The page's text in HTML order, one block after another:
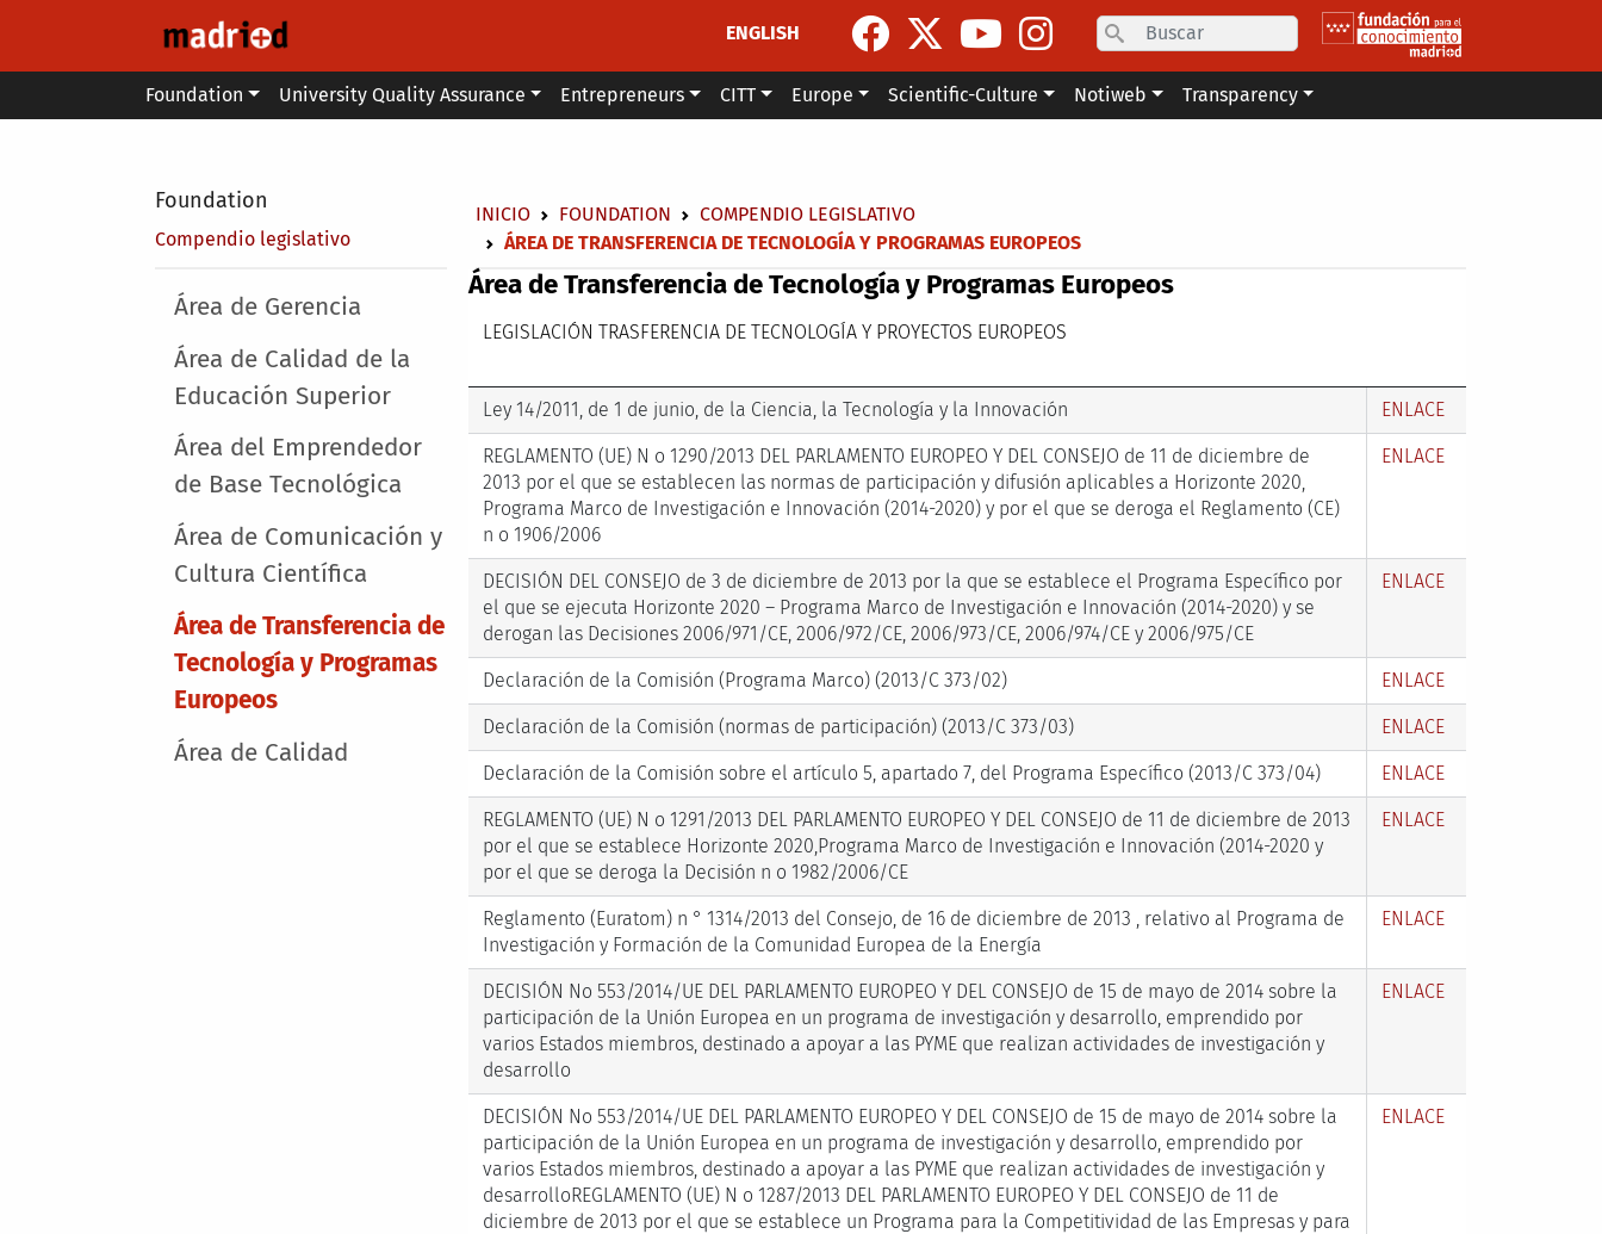
ENGLISH
Search
Main menu
Foundation University Quality Assurance Entrepreneurs CITT Europe Scientific-Culture Notiweb Transparency
Foundation
Compendio legislativo
Breadcrumb
INICIO FOUNDATION
COMPENDIO LEGISLATIVO
ÁREA DE TRANSFERENCIA DE TECNOLOGÍA Y PROGRAMAS EUROPEOS
Main menu
Área de Gerencia
Área de Calidad de la
Educación Superior
Área del Emprendedor
de Base Tecnológica
Área de Comunicación y
Cultura Científica
Área de Transferencia de
Tecnología y Programas
Europeos
Área de Calidad
Área de Transferencia de Tecnología y Programas Europeos
LEGISLACIÓN TRASFERENCIA DE TECNOLOGÍA Y PROYECTOS EUROPEOS
Ley 14/2011, de 1 de junio, de la Ciencia, la Tecnología y la Innovación ENLACE
REGLAMENTO (UE) N o 1290/2013 DEL PARLAMENTO EUROPEO Y DEL CONSEJO de 11 de diciembre de
2013 por el que se establecen las normas de participación y difusión aplicables a Horizonte 2020,
Programa Marco de Investigación e Innovación (2014-2020) y por el que se deroga el Reglamento (CE)
n o 1906/2006
ENLACE
DECISIÓN DEL CONSEJO de 3 de diciembre de 2013 por la que se establece el Programa Específico por
el que se ejecuta Horizonte 2020 – Programa Marco de Investigación e Innovación (2014-2020) y se
derogan las Decisiones 2006/971/CE, 2006/972/CE, 2006/973/CE, 2006/974/CE y 2006/975/CE
ENLACE
Declaración de la Comisión (Programa Marco) (2013/C 373/02) ENLACE
Declaración de la Comisión (normas de participación) (2013/C 373/03) ENLACE
Declaración de la Comisión sobre el artículo 5, apartado 7, del Programa Específico (2013/C 373/04) ENLACE
REGLAMENTO (UE) N o 1291/2013 DEL PARLAMENTO EUROPEO Y DEL CONSEJO de 11 de diciembre de 2013
por el que se establece Horizonte 2020,Programa Marco de Investigación e Innovación (2014-2020 y
por el que se deroga la Decisión n o 1982/2006/CE
ENLACE
Reglamento (Euratom) n ° 1314/2013 del Consejo, de 16 de diciembre de 2013 , relativo al Programa de
Investigación y Formación de la Comunidad Europea de la Energía
ENLACE
DECISIÓN No 553/2014/UE DEL PARLAMENTO EUROPEO Y DEL CONSEJO de 15 de mayo de 2014 sobre la
participación de la Unión Europea en un programa de investigación y desarrollo, emprendido por
varios Estados miembros, destinado a apoyar a las PYME que realizan actividades de investigación y
desarrollo
ENLACE
DECISIÓN No 553/2014/UE DEL PARLAMENTO EUROPEO Y DEL CONSEJO de 15 de mayo de 2014 sobre la
participación de la Unión Europea en un programa de investigación y desarrollo, emprendido por
varios Estados miembros, destinado a apoyar a las PYME que realizan actividades de investigación y
desarrolloREGLAMENTO (UE) N o 1287/2013 DEL PARLAMENTO EUROPEO Y DEL CONSEJO de 11 de
diciembre de 2013 por el que se establece un Programa para la Competitividad de las Empresas y para
ENLACE